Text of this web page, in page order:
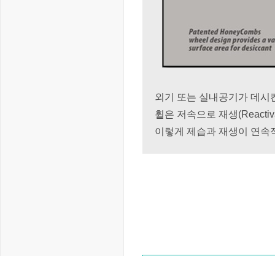
외기 또는 실내공기가 데시
휠은 저속으로 재생
이렇게 제습과 재생이 연속